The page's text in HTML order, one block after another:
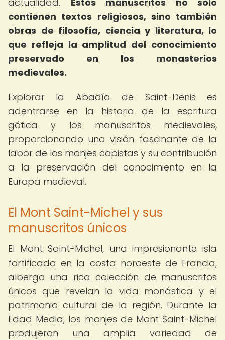
contienen textos religiosos, sino también
obras de filosofía, ciencia y literatura, lo
que refleja la amplitud del conocimiento
preservado en los monasterios
medievales.
Explorar la Abadía de Saint-Denis es
adentrarse en la historia de la escritura
gótica y los manuscritos medievales,
proporcionando una visión fascinante de la
labor de los monjes copistas y su contribución
a la preservación del conocimiento en la
Europa medieval.
El Mont Saint-Michel y sus
manuscritos únicos
El Mont Saint-Michel, una impresionante isla
fortificada en la costa noroeste de Francia,
alberga una rica colección de manuscritos
únicos que revelan la vida monástica y el
patrimonio cultural de la región. Durante la
Edad Media, los monjes de Mont Saint-Michel
produjeron una amplia variedad de